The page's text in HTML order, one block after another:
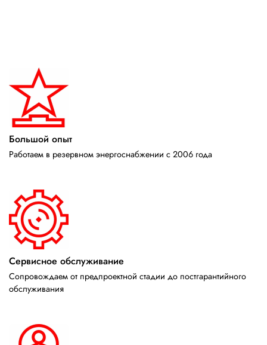
Большой опыт
Работаем в резервном энергоснабжении с 2006 года
Сервисное обслуживание
Сопровождаем от предпроектной стадии до постгарантийного
обслуживания